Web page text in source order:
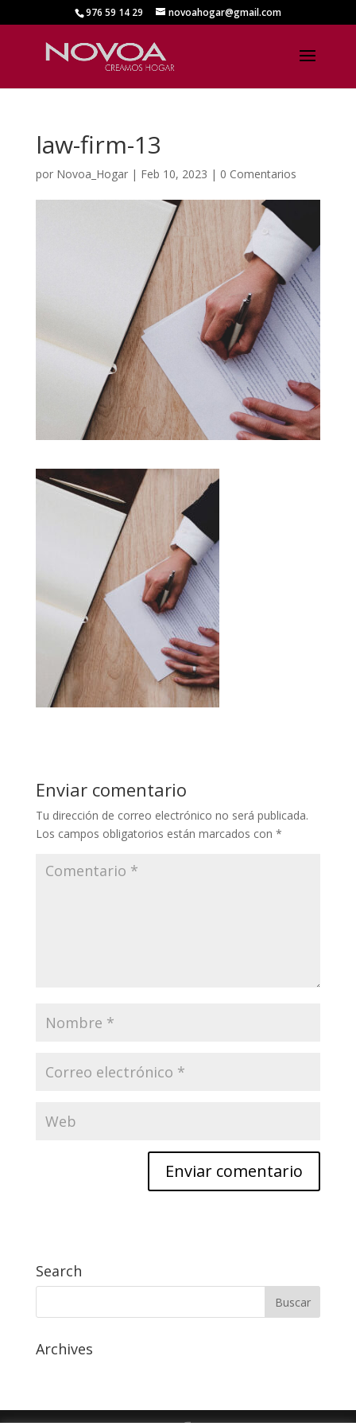
976 59 14 29 novoahogar@gmail.com
law-firm-13
por Novoa_Hogar| Feb 10, 2023 | 0 Comentarios
Enviar comentario
Tu dirección de correo electrónico no será publicada.
Los campos obligatorios están marcados con *
Search
Archives